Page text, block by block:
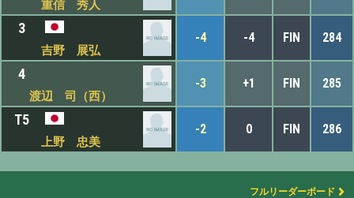
重信 秀人
3
吉野 展弘
-4 -4 FIN 284
4
渡辺 司（西）
-3 +1 FIN 285
T5
上野 忠美
-2 0 FIN 286
フルリーダーボード